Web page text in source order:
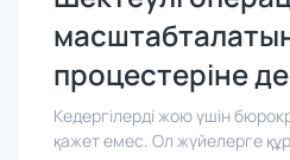
Шектеулі
процестеріне
Кедергілерді жою үшін